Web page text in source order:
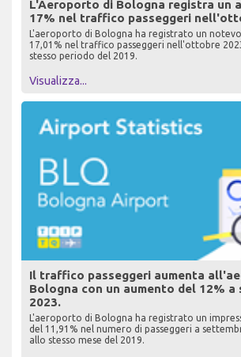
L'Aeroporto di Bologna registra un
17% nel traffico passeggeri
L'aeroporto di Bologna ha registrato un
17,01% nel traffico passeggeri nell'ottobre
stesso periodo del 2019.
Visualizza...
Il traffico passeggeri aumenta
Bologna con un aumento del 12% a
2023.
L'aeroporto di Bologna ha registrato un
del 11,91% nel numero di passeggeri a
allo stesso mese del 2019.